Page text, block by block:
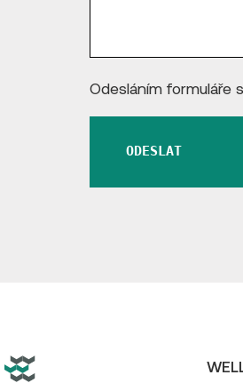
Odesláním formuláře
ODESLAT